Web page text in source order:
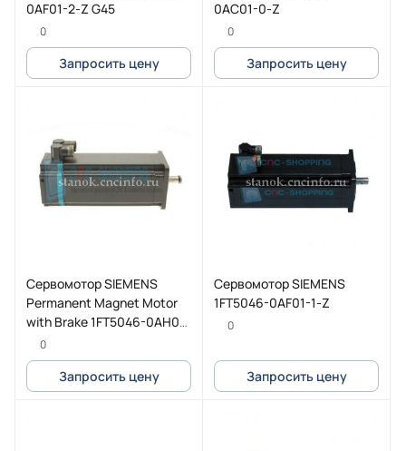
0AF01-2-Z G45
0
Запросить цену
0AC01-0-Z
0
Запросить цену
Сервомотор SIEMENS
Permanent Magnet Motor
with Brake 1FT5046-0AH01-
1-Z G45 K85
0
Запросить цену
Сервомотор SIEMENS
1FT5046-0AF01-1-Z
0
Запросить цену